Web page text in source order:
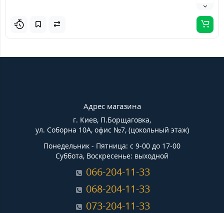
Адрес магазина
г. Киев, П.Борщаговка,
ул. Соборна 10А, офис №7, (цокольный этаж)
Понедельник - Пятница: с 9-00 до 17-00
Суббота, Воскресенье: выходной
066-204-11-33
068-204-11-33
073-204-11-33